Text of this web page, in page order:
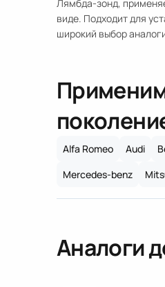
Лямбда-зонд,
виде. Подходит для
широкий выбор
Alfa Romeo Audi
Mercedes-benz
Аналоги